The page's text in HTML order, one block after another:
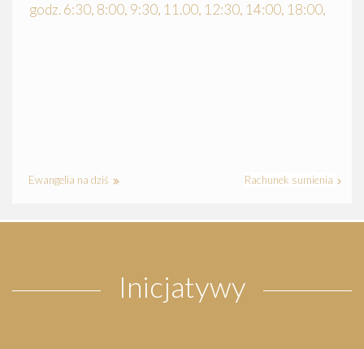
godz. 6:30, 8:00, 9:30, 11.00, 12:30, 14:00, 18:00,
Ewangelia na dziś Rachunek sumienia
Inicjatywy